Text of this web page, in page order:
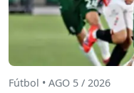
Fútbol • AGO 5 / 2026